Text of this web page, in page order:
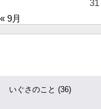
31
« 9月
いぐさのこと (36)